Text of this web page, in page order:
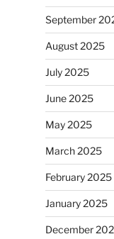
September
August 2025
July 2025
June 2025
May 2025
March 2025
February 2025
January 2025
December